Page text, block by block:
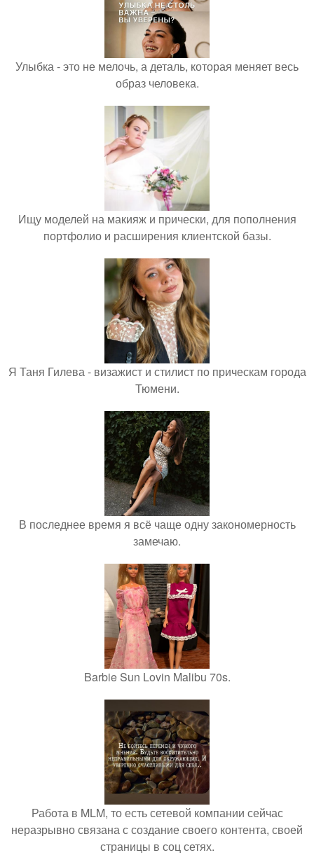
Улыбка - это не мелочь, а деталь, которая меняет весь
образ человека.
Ищу моделей на макияж и прически, для пополнения
портфолио и расширения клиентской базы.
Я Таня Гилева - визажист и стилист по прическам города
Тюмени.
В последнее время я всё чаще одну закономерность
замечаю.
Barbie Sun Lovin Malibu 70s.
Работа в MLM, то есть сетевой компании сейчас
неразрывно связана с создание своего контента, своей
страницы в соц сетях.